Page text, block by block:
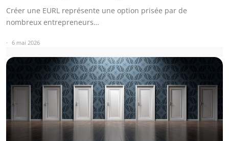
Créer une EURL représente une option prisée par de
nombreux entrepreneurs…
6 mai 2026